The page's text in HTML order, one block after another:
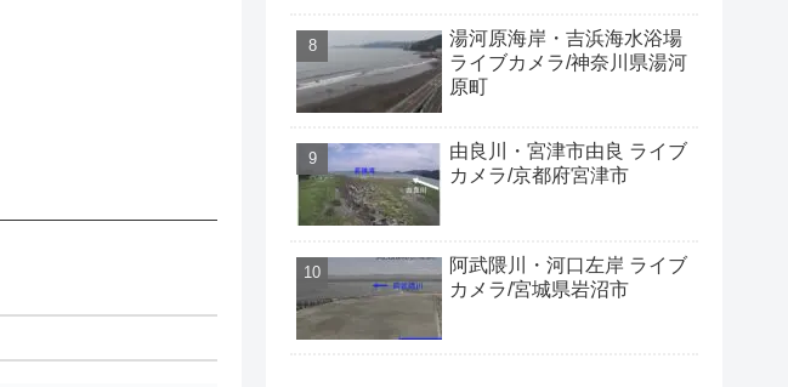
湯河原海岸・吉浜海水浴場
ライブカメラ/神奈川県湯河
原町
由良川・宮津市由良 ライブ
カメラ/京都府宮津市
阿武隈川・河口左岸 ライブ
カメラ/宮城県岩沼市